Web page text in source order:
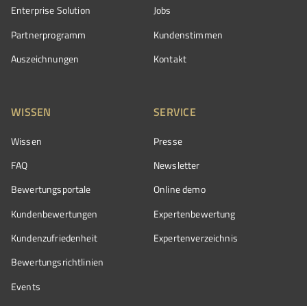
Enterprise Solution
Partnerprogramm
Auszeichnungen
Jobs
Kundenstimmen
Kontakt
WISSEN
Wissen
FAQ
Bewertungsportale
Kundenbewertungen
Kundenzufriedenheit
Bewertungs­richtlinien
Events
SERVICE
Presse
Newsletter
Online demo
Expertenbewertung
Expertenverzeichnis